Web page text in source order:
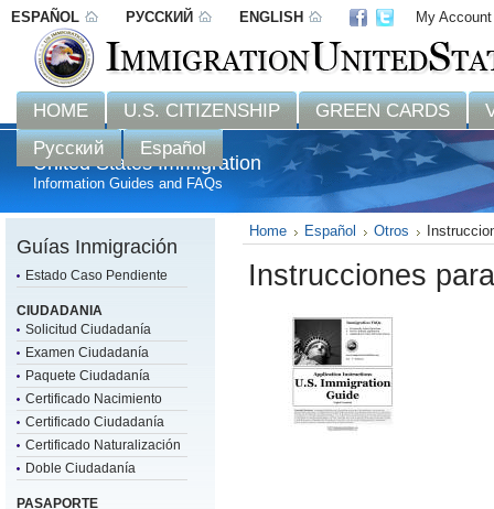
ESPAÑOL РУССКИЙ ENGLISH
My Account
HOME U.S. CITIZENSHIP GREEN CARDS
Русский
Español
United States Immigration
Information Guides and FAQs
Guías Inmigración
Estado Caso Pendiente
CIUDADANIA
Solicitud Ciudadanía
Examen Ciudadanía
Paquete Ciudadanía
Certificado Nacimiento
Certificado Ciudadanía
Certificado Naturalización
Doble Ciudadanía
PASAPORTE
Home Español Otros
Instrucciones